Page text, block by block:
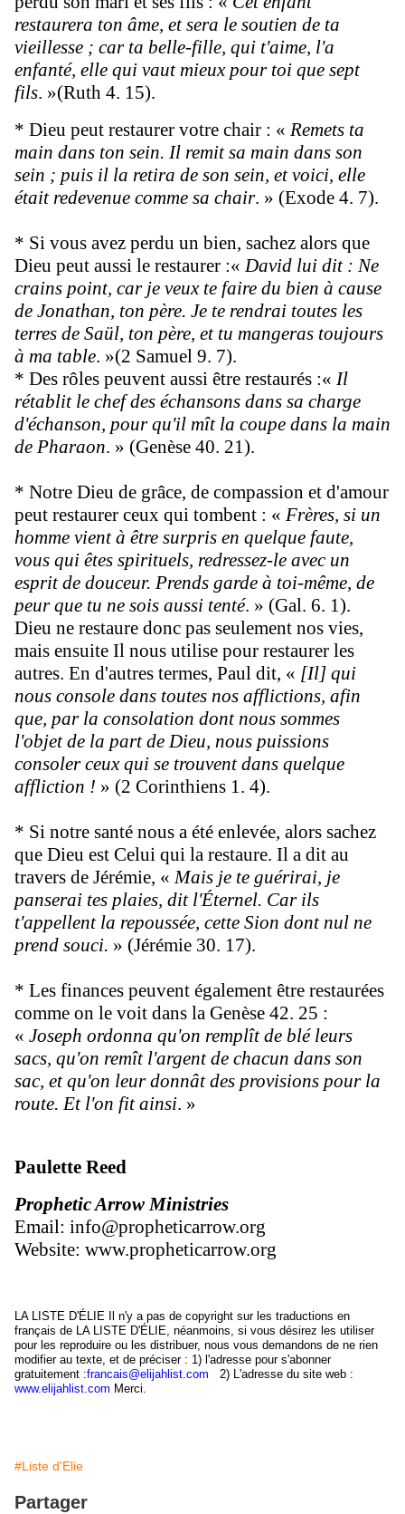
restaurera ton âme, et sera le soutien de ta
vieillesse ; car ta belle-fille, qui t'aime, l'a
enfanté, elle qui vaut mieux pour toi que sept
fils. »(Ruth 4. 15).
* Dieu peut restaurer votre chair : « Remets ta
main dans ton sein. Il remit sa main dans son
sein ; puis il la retira de son sein, et voici, elle
était redevenue comme sa chair. » (Exode 4. 7).
* Si vous avez perdu un bien, sachez alors que
Dieu peut aussi le restaurer :«David lui dit : Ne
crains point, car je veux te faire du bien à cause
de Jonathan, ton père. Je te rendrai toutes les
terres de Saül, ton père, et tu mangeras toujours
à ma table. »(2 Samuel 9. 7).
* Des rôles peuvent aussi être restaurés :« Il
rétablit le chef des échansons dans sa charge
d'échanson, pour qu'il mît la coupe dans la main
de Pharaon. » (Genèse 40. 21).
* Notre Dieu de grâce, de compassion et d'amour
peut restaurer ceux qui tombent : « Frères, si un
homme vient à être surpris en quelque faute,
vous qui êtes spirituels, redressez-le avec un
esprit de douceur. Prends garde à toi-même, de
peur que tu ne sois aussi tenté. » (Gal. 6. 1).
Dieu ne restaure donc pas seulement nos vies,
mais ensuite Il nous utilise pour restaurer les
autres. En d'autres termes, Paul dit, « [Il] qui
nous console dans toutes nos afflictions, afin
que, par la consolation dont nous sommes
l'objet de la part de Dieu, nous puissions
consoler ceux qui se trouvent dans quelque
affliction ! » (2 Corinthiens 1. 4).
* Si notre santé nous a été enlevée, alors sachez
que Dieu est Celui qui la restaure. Il a dit au
travers de Jérémie, «Mais je te guérirai, je
panserai tes plaies, dit l'Éternel. Car ils
t'appellent la repoussée, cette Sion dont nul ne
prend souci. » (Jérémie 30. 17).
* Les finances peuvent également être restaurées
comme on le voit dans la Genèse 42. 25 :
« Joseph ordonna qu'on remplît de blé leurs
sacs, qu'on remît l'argent de chacun dans son
sac, et qu'on leur donnât des provisions pour la
route. Et l'on fit ainsi. »
Paulette Reed
Prophetic Arrow Ministries
Email: info@propheticarrow.org
Website: www.propheticarrow.org
LA LISTE D'ÉLIE Il n'y a pas de copyright sur les traductions en
français de LA LISTE D'ÉLIE, néanmoins, si vous désirez les utiliser
pour les reproduire ou les distribuer, nous vous demandons de ne rien
modifier au texte, et de préciser : 1) l'adresse pour s'abonner
gratuitement :francais@elijahlist.com 2) L'adresse du site web :
www.elijahlist.com Merci.
#Liste d'Elie
Partager